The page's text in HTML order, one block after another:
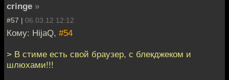
cringe »
#57 | 06.03.12 12:12
Кому: HijaQ, #54
> В стиме есть свой браузер, с блекджеком и
шлюхами!!!